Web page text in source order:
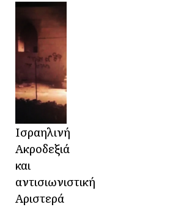
Ισραηλινή
Ακροδεξιά
και
αντισιωνιστική
Αριστερά